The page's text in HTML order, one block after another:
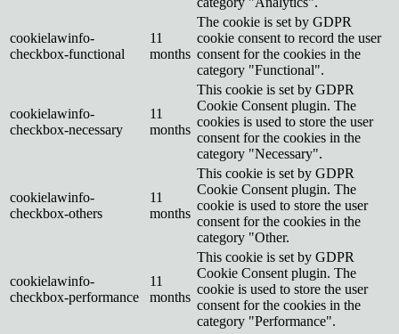
cookielawinfo-
checkbox-functional
11
months
The cookie is set by GDPR
cookie consent to record the user
consent for the cookies in the
category "Functional".
cookielawinfo-
checkbox-necessary
11
months
This cookie is set by GDPR
Cookie Consent plugin. The
cookies is used to store the user
consent for the cookies in the
category "Necessary".
cookielawinfo-
checkbox-others
11
months
This cookie is set by GDPR
Cookie Consent plugin. The
cookie is used to store the user
consent for the cookies in the
category "Other.
cookielawinfo-
checkbox-performance
11
months
This cookie is set by GDPR
Cookie Consent plugin. The
cookie is used to store the user
consent for the cookies in the
category "Performance".